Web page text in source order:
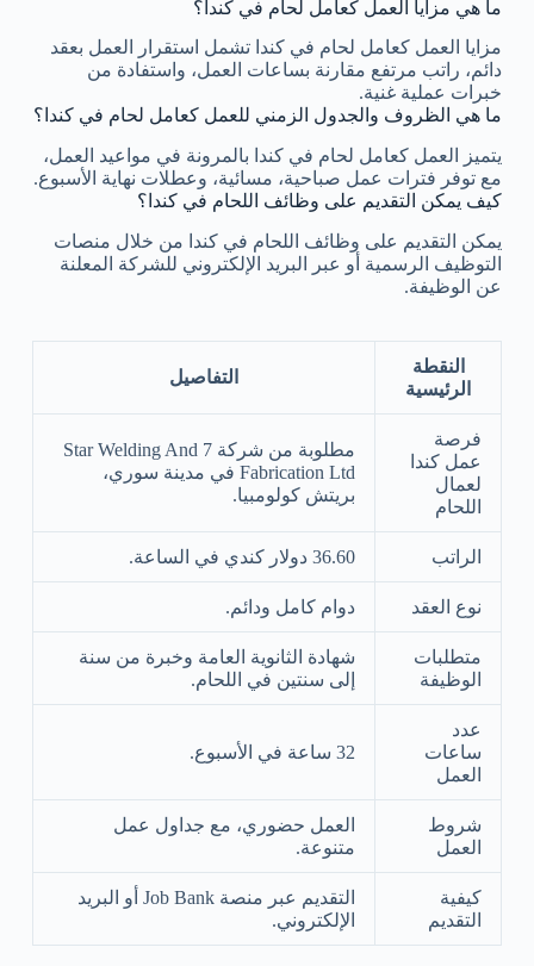
ما هي مزايا العمل كعامل لحام في كندا؟
مزايا العمل كعامل لحام في كندا تشمل استقرار العمل بعقد
دائم، راتب مرتفع مقارنة بساعات العمل، واستفادة من
خبرات عملية غنية.
ما هي الظروف والجدول الزمني للعمل كعامل لحام في كندا؟
يتميز العمل كعامل لحام في كندا بالمرونة في مواعيد العمل،
مع توفر فترات عمل صباحية، مسائية، وعطلات نهاية الأسبوع.
كيف يمكن التقديم على وظائف اللحام في كندا؟
يمكن التقديم على وظائف اللحام في كندا من خلال منصات
التوظيف الرسمية أو عبر البريد الإلكتروني للشركة المعلنة
عن الوظيفة.
النقطة
الرئيسية
التفاصيل
فرصة
عمل كندا
لعمال
اللحام
مطلوبة من شركة 7 Star Welding And
Fabrication Ltd في مدينة سوري،
بريتش كولومبيا.
الراتب 36.60 دولار كندي في الساعة.
نوع العقد دوام كامل ودائم.
متطلبات
الوظيفة
شهادة الثانوية العامة وخبرة من سنة
إلى سنتين في اللحام.
عدد
ساعات
العمل
32 ساعة في الأسبوع.
شروط
العمل
العمل حضوري، مع جداول عمل
متنوعة.
كيفية
التقديم
التقديم عبر منصة Job Bank أو البريد
الإلكتروني.